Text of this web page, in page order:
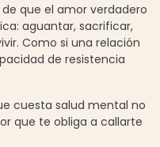
que el amor verdadero
aguantar, sacrificar,
Como si una relación
de resistencia
cuesta salud mental no
que te obliga a callarte